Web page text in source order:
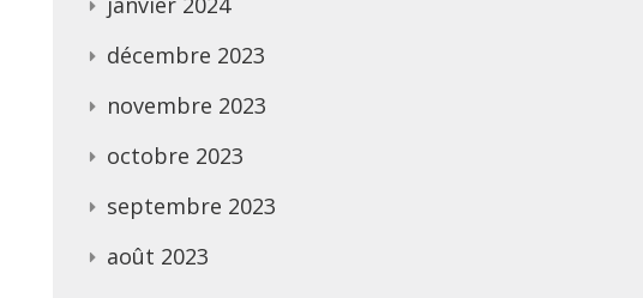
décembre 2023
novembre 2023
octobre 2023
septembre 2023
août 2023